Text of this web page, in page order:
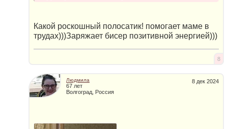
Какой роскошный полосатик! помогает маме в
трудах)))Заряжает бисер позитивной энергией)))
8
8 дек 2024
Людмила
67 лет
Волгоград, Россия